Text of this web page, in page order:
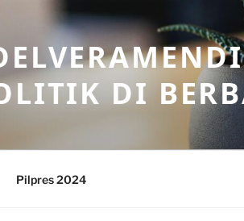
DI
Pilpres 2024